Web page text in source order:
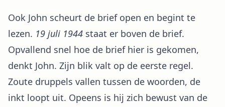
Ook John scheurt de brief open en begint te
lezen. 19 juli 1944 staat er boven de brief.
Opvallend snel hoe de brief hier is gekomen,
denkt John. Zijn blik valt op de eerste regel.
Zoute druppels vallen tussen de woorden, de
inkt loopt uit. Opeens is hij zich bewust van de